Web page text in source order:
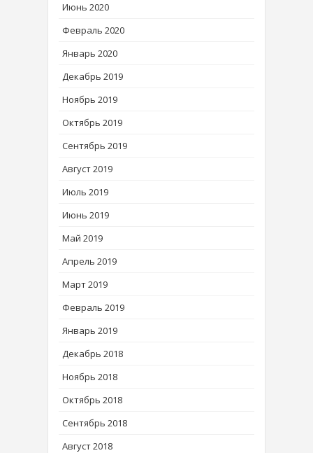
Июнь 2020
Февраль 2020
Январь 2020
Декабрь 2019
Ноябрь 2019
Октябрь 2019
Сентябрь 2019
Август 2019
Июль 2019
Июнь 2019
Май 2019
Апрель 2019
Март 2019
Февраль 2019
Январь 2019
Декабрь 2018
Ноябрь 2018
Октябрь 2018
Сентябрь 2018
Август 2018